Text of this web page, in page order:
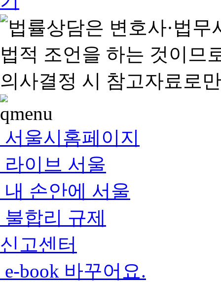
서울시홈페이지
라이브 서울
내 손안에 서울
불합리 규제
신고센터
e-book 바꾸어요.